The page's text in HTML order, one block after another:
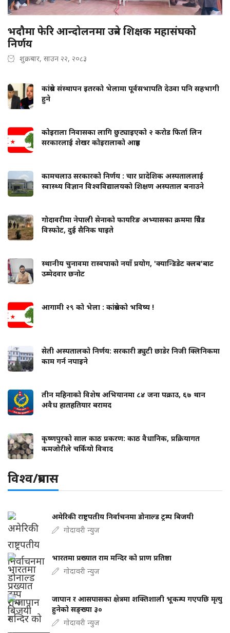
भदौमा फेरि आन्दोलनमा उत्रने शिक्षक महासंघको
निर्णय
शुक्रबार, साउन २२, २०८३
कांग्रेस संस्थापन इतरको भेलामा पूर्वसभापति देउवा पनि सहभागी
हुने
कोइराला निवासका लागि छुट्याइएको २ करोड फिर्ता लिन
सरकारलाई शेखर कोइरालाको आग्रह
कामचलाउ सरकारको निर्णय : चार प्रादेशिक अस्पताललाई
स्वास्थ्य विज्ञान विश्वविद्यालयको शिक्षण अस्पताल बनाउने
गोदावरीमा नेपाली सेनाको फायरिङ अभ्यासका क्रममा ग्रिनेड
विस्फोट, दुई सैनिक घाइते
स्थानीय चुनावमा रास्वपाको नयाँ प्रयोग, 'क्यान्डिडेट क्लब'बाट
उम्मेदवार छनोट
आगामी २९ को भेला : कांग्रेसको भविष्य !
सेती अस्पतालको निर्णय: सरकारी ड्युटी छाडेर निजी क्लिनिकमा
काम गर्न नपाइने
तीन महिनाको विशेष अभियानमा ८४ जना पक्राउ, ६७ थान
अवैध हातहतियार बरामद
कृष्णपुरको साल काठ प्रकरण: काठ वैधानिक, प्रक्रियागत
कमजोरीले चर्कियो विवाद
विश्व/प्रबास
अमेरिकी राष्ट्रपतीय निर्वाचनमा डोनाल्ड ट्रम्प बिजयी
गोदावरी न्युज
भारतमा प्रख्यात राम मन्दिर को प्राण प्रतिष्ठा
गोदावरी न्युज
जापान र आसपासका क्षेत्रमा शक्तिशाली भूकम्प गएपछि मृत्यु
हुनेको सङ्ख्या ३०
गोदावरी न्युज